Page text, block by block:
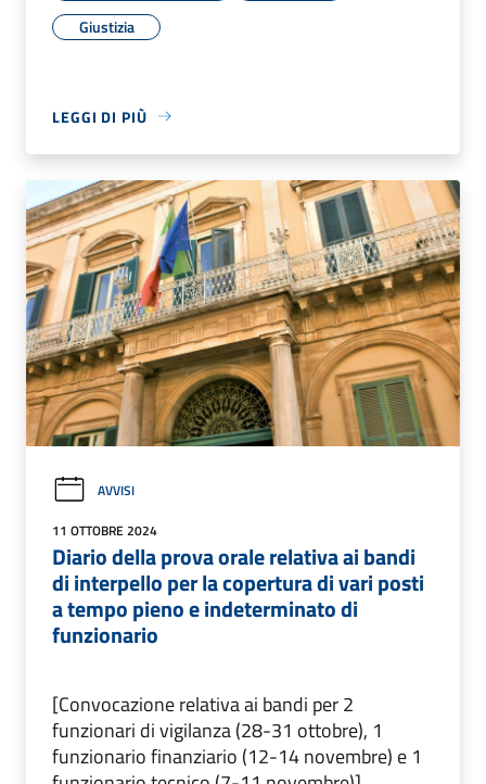
Giustizia
LEGGI DI PIÙ
AVVISI
11 OTTOBRE 2024
Diario della prova orale relativa ai bandi
di interpello per la copertura di vari posti
a tempo pieno e indeterminato di
funzionario
[Convocazione relativa ai bandi per 2
funzionari di vigilanza (28-31 ottobre), 1
funzionario finanziario (12-14 novembre) e 1